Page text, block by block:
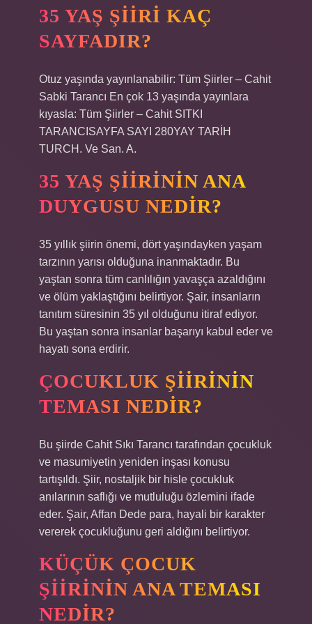
35 YAŞ ŞIIRI KAÇ
SAYFADIR?
Otuz yaşında yayınlanabilir: Tüm Şiirler – Cahit
Sabki Tarancı En çok 13 yaşında yayınlara
kıyasla: Tüm Şiirler – Cahit SITKI
TARANCISAYFA SAYI 280YAY TARİH
TURCH. Ve San. A.
35 YAŞ ŞIIRININ ANA
DUYGUSU NEDIR?
35 yıllık şiirin önemi, dört yaşındayken yaşam
tarzının yarısı olduğuna inanmaktadır. Bu
yaştan sonra tüm canlılığın yavaşça azaldığını
ve ölüm yaklaştığını belirtiyor. Şair, insanların
tanıtım süresinin 35 yıl olduğunu itiraf ediyor.
Bu yaştan sonra insanlar başarıyı kabul eder ve
hayatı sona erdirir.
ÇOCUKLUK ŞIIRININ
TEMASI NEDIR?
Bu şiirde Cahit Sıkı Tarancı tarafından çocukluk
ve masumiyetin yeniden inşası konusu
tartışıldı. Şiir, nostaljik bir hisle çocukluk
anılarının saflığı ve mutluluğu özlemini ifade
eder. Şair, Affan Dede para, hayali bir karakter
vererek çocukluğunu geri aldığını belirtiyor.
KÜÇÜK ÇOCUK
ŞIIRININ ANA TEMASI
NEDIR?